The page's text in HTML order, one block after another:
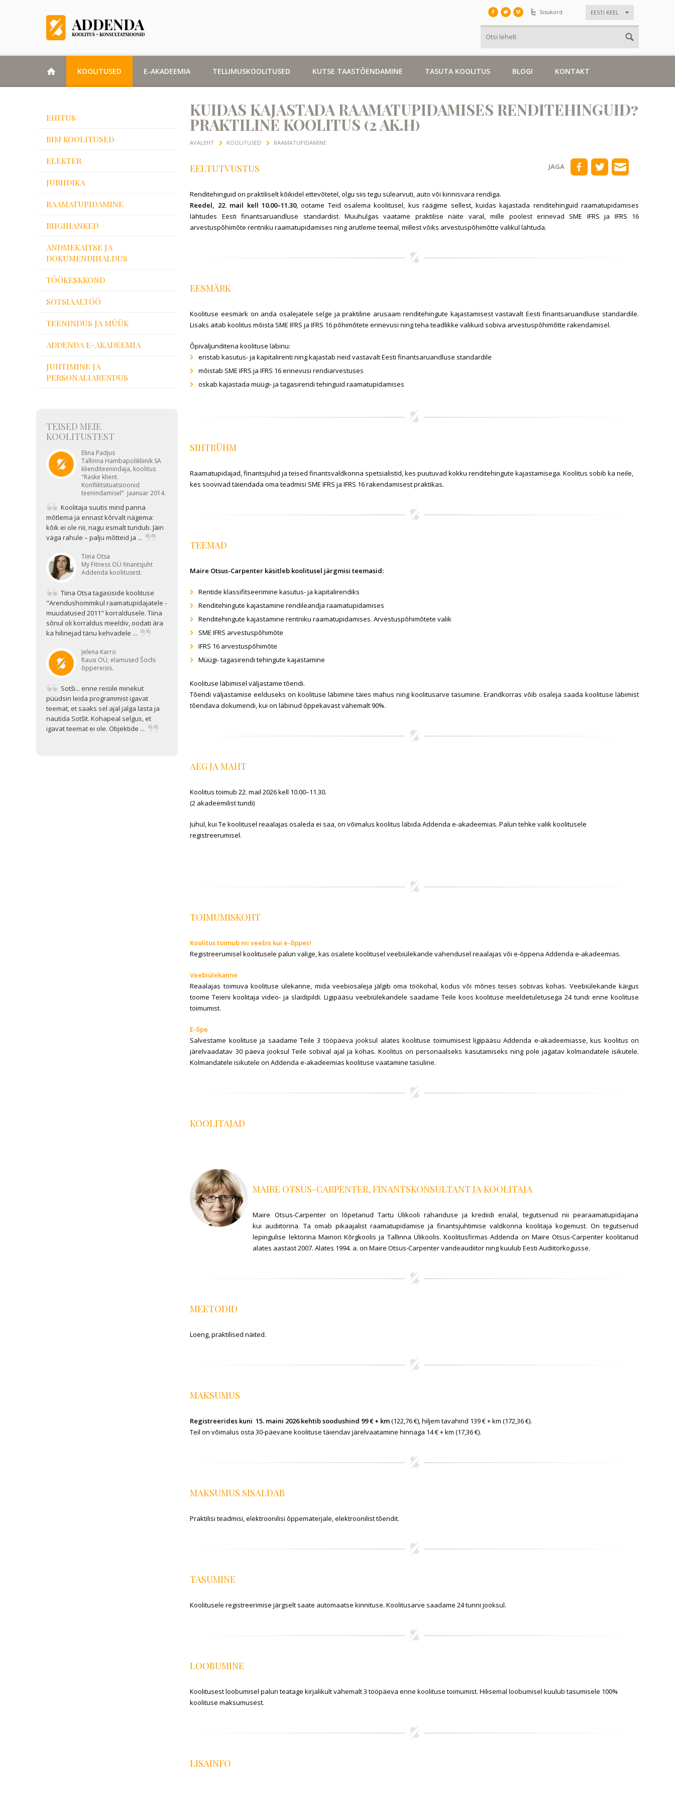
Sisukord EESTI KEEL
KOOLITUSED E-AKADEEMIA TELLIMUSKOOLITUSED KUTSE TAASTÕENDAMINE TASUTA KOOLITUS BLOGI KONTAKT
EHITUS
BIM KOOLITUSED
ELEKTER
JURIIDIKA
RAAMATUPIDAMINE
RIIGIHANKED
ANDMEKAITSE JA
DOKUMENDIHALDUS
TÖÖKESKKOND
SOTSIAALTÖÖ
TEENINDUS JA MÜÜK
ADDENDA E-AKADEEMIA
JUHTIMINE JA
PERSONALIARENDUS
TEISED MEIE
KOOLITUSTEST
Elina Padjus
Tallinna Hambapolikliinik SA
klienditeenindaja, koolitus
"Raske klient.
Konfliktsituatsioonid
teenindamisel" jaanuar 2014.
Koolitaja suutis mind panna
mõtlema ja ennast kõrvalt nägema:
kõik ei ole nii, nagu esmalt tundub. Jäin
väga rahule – palju mõtteid ja ...
Tiina Otsa
My Fitness OÜ finantsjuht
Addenda koolitusest.
Tiina Otsa tagasiside koolituse
"Arendushommikul raamatupidajatele -
muudatused 2011" korraldusele. Tiina
sõnul oli korraldus meeldiv, oodati ära
ka hilinejad tänu kehvadele ...
Jelena Karro
Rausi OÜ, elamused Šochi
õppereisis.
Sotši... enne reisile minekut
püüdsin leida programmist igavat
teemat, et saaks sel ajal jalga lasta ja
nautida Sotšit. Kohapeal selgus, et
igavat teemat ei ole. Objektide ...
KUIDAS KAJASTADA RAAMATUPIDAMISES RENDITEHINGUID?
PRAKTILINE KOOLITUS (2 AK.H)
AVALEHT KOOLITUSED RAAMATUPIDAMINE
JAGA
EELTUTVUSTUS
Renditehinguid on praktiliselt kõikidel ettevõtetel, olgu siis tegu sülearvuti, auto või kinnisvara rendiga.
Reedel, 22. mail kell 10.00–11.30, ootame Teid osalema koolitusel, kus räägime sellest, kuidas kajastada renditehinguid raamatupidamises
lähtudes Eesti finantsaruandluse standardist. Muuhulgas vaatame praktilise näite varal, mille poolest erinevad SME IFRS ja IFRS 16
arvestuspõhimõte rentniku raamatupidamises ning arutleme teemal, millest võiks arvestuspõhimõtte valikul lähtuda.
EESMÄRK
Koolituse eesmärk on anda osalejatele selge ja praktiline arusaam renditehingute kajastamisest vastavalt Eesti finantsaruandluse standardile.
Lisaks aitab koolitus mõista SME IFRS ja IFRS 16 põhimõtete erinevusi ning teha teadlikke valikuid sobiva arvestuspõhimõtte rakendamisel.
Õpiväljunditena koolituse läbinu:
eristab kasutus- ja kapitalirenti ning kajastab neid vastavalt Eesti finantsaruandluse standardile
mõistab SME IFRS ja IFRS 16 erinevusi rendiarvestuses
oskab kajastada müügi- ja tagasirendi tehinguid raamatupidamises
SIHTRÜHM
Raamatupidajad, finantsjuhid ja teised finantsvaldkonna spetsialistid, kes puutuvad kokku renditehingute kajastamisega. Koolitus sobib ka neile,
kes soovivad täiendada oma teadmisi SME IFRS ja IFRS 16 rakendamisest praktikas.
TEEMAD
Maire Otsus-Carpenter käsitleb koolitusel järgmisi teemasid:
Rentide klassifitseerimine kasutus- ja kapitalirendiks
Renditehingute kajastamine rendileandja raamatupidamises
Renditehingute kajastamine rentniku raamatupidamises. Arvestuspõhimõtete valik
SME IFRS arvestuspõhimõte
IFRS 16 arvestuspõhimõte
Müügi- tagasirendi tehingute kajastamine
Koolituse läbimisel väljastame tõendi.
Tõendi väljastamise eelduseks on koolituse läbimine täies mahus ning koolitusarve tasumine. Erandkorras võib osaleja saada koolituse läbimist
tõendava dokumendi, kui on läbinud õppekavast vähemalt 90%.
AEG JA MAHT
Koolitus toimub 22. mail 2026 kell 10.00–11.30.
(2 akadeemilist tundi)
Juhul, kui Te koolitusel reaalajas osaleda ei saa, on võimalus koolitus läbida Addenda e-akadeemias. Palun tehke valik koolitusele
registreerumisel.
TOIMUMISKOHT
Koolitus toimub nii veebis kui e-õppes!
Registreerumisel koolitusele palun valige, kas osalete koolitusel veebiülekande vahendusel reaalajas või e-õppena Addenda e-akadeemias.
Veebiülekanne
Reaalajas toimuva koolituse ülekanne, mida veebiosaleja jälgib oma töökohal, kodus või mõnes teises sobivas kohas. Veebiülekande käigus
toome Teieni koolitaja video- ja slaidipildi. Ligipääsu veebiülekandele saadame Teile koos koolituse meeldetuletusega 24 tundi enne koolituse
toimumist.
E-õpe
Salvestame koolituse ja saadame Teile 3 tööpäeva jooksul alates koolituse toimumisest ligipääsu Addenda e-akadeemiasse, kus koolitus on
järelvaadatav 30 päeva jooksul Teile sobival ajal ja kohas. Koolitus on personaalseks kasutamiseks ning pole jagatav kolmandatele isikutele.
Kolmandatele isikutele on Addenda e-akadeemias koolituse vaatamine tasuline.
KOOLITAJAD
MAIRE OTSUS-CARPENTER, FINANTSKONSULTANT JA KOOLITAJA
Maire Otsus-Carpenter on lõpetanud Tartu Ülikooli rahanduse ja krediidi erialal, tegutsenud nii pearaamatupidajana
kui audiitorina. Ta omab pikaajalist raamatupidamise ja finantsjuhtimise valdkonna koolitaja kogemust. On tegutsenud
lepingulise lektorina Mainori Kõrgkoolis ja Tallinna Ülikoolis. Koolitusfirmas Addenda on Maire Otsus-Carpenter koolitanud
alates aastast 2007. Alates 1994. a. on Maire Otsus-Carpenter vandeaudiitor ning kuulub Eesti Audiitorkogusse.
MEETODID
Loeng, praktilised näited.
MAKSUMUS
Registreerides kuni 15. maini 2026 kehtib soodushind 99 € + km(122,76 €), hiljem tavahind 139 € + km (172,36 €).
Teil on võimalus osta 30-päevane koolituse täiendav järelvaatamine hinnaga 14 € + km (17,36 €).
MAKSUMUS SISALDAB
Praktilisi teadmisi, elektroonilisi õppematerjale, elektroonilist tõendit.
TASUMINE
Koolitusele registreerimise järgselt saate automaatse kinnituse. Koolitusarve saadame 24 tunni jooksul.
LOOBUMINE
Koolitusest loobumisel palun teatage kirjalikult vähemalt 3 tööpäeva enne koolituse toimumist. Hilisemal loobumisel kuulub tasumisele 100%
koolituse maksumusest.
LISAINFO